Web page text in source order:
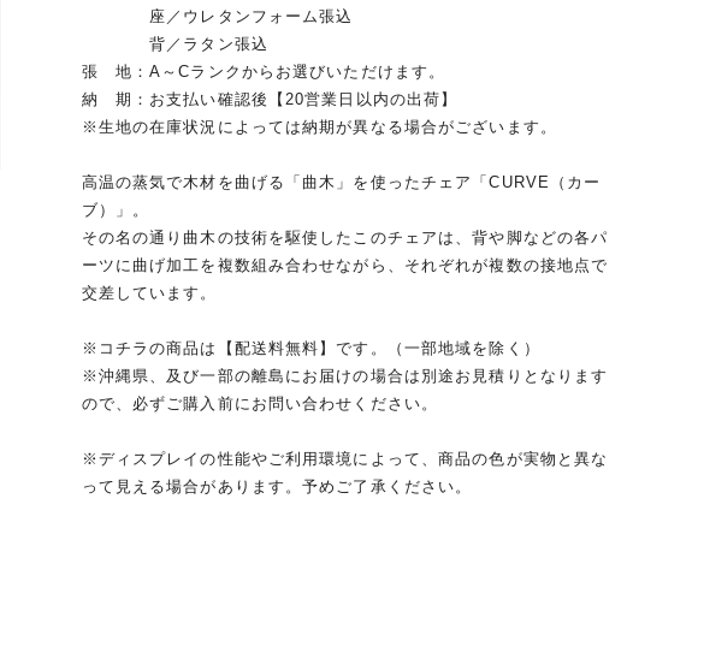
座／ウレタンフォーム張込
背／ラタン張込
張 地：A～Cランクからお選びいただけます。
納 期：お支払い確認後【20営業日以内の出荷】
※生地の在庫状況によっては納期が異なる場合がございます。
高温の蒸気で木材を曲げる「曲木」を使ったチェア「CURVE（カー
ブ）」。
その名の通り曲木の技術を駆使したこのチェアは、背や脚などの各パ
ーツに曲げ加工を複数組み合わせながら、それぞれが複数の接地点で
交差しています。
※コチラの商品は【配送料無料】です。（一部地域を除く）
※沖縄県、及び一部の離島にお届けの場合は別途お見積りとなります
ので、必ずご購入前にお問い合わせください。
※ディスプレイの性能やご利用環境によって、商品の色が実物と異な
って見える場合があります。予めご了承ください。